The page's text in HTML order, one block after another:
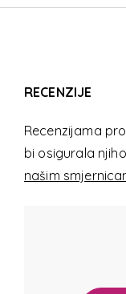
RECENZIJE
Recenzijama
bi osigurala
našim